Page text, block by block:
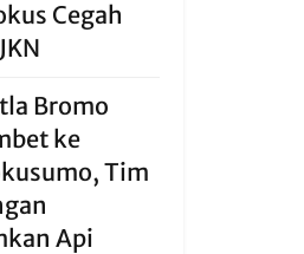
Cegah
Bromo
ke
Tim
Api